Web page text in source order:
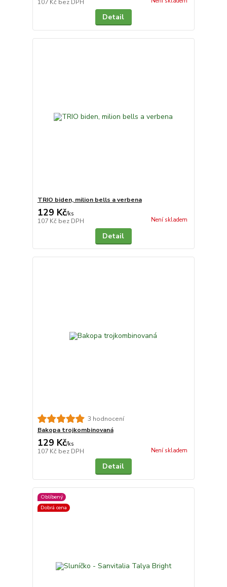
107 Kč bez DPH
Detail
TRIO biden, milion bells a verbena
129 Kč/ks
107 Kč bez DPH Není skladem
Detail
3 hodnocení
Bakopa trojkombinovaná
129 Kč/ks
107 Kč bez DPH Není skladem
Detail
Oblíbený
Dobrá cena